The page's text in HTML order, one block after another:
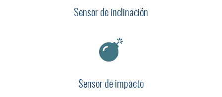
Sensor de inclinación

Sensor de impacto